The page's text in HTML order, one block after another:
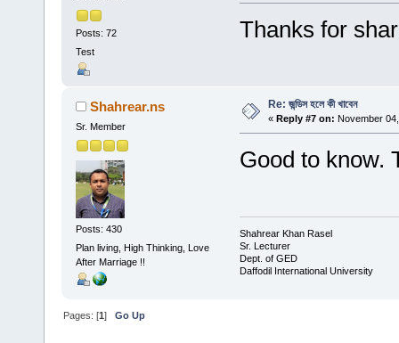
Posts: 72
Test
Thanks for
Shahrear.ns
Sr. Member
Posts: 430
Plan living, High Thinking, Love
After Marriage !!
Re: জন্ডিস হলে কী খাবেন
« Reply #7 on: November
Good to know.
Shahrear Khan Rasel
Sr. Lecturer
Dept. of GED
Daffodil International University
Pages: [1]Go Up